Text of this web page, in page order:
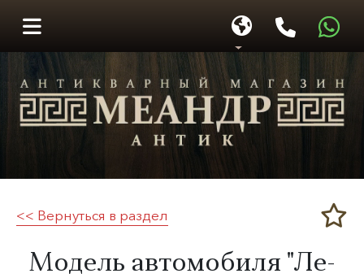
Меандр-Антик
<< Вернуться в раздел
Модель автомобиля "Ле-